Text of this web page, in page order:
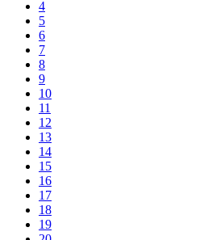
4
5
6
7
8
9
10
11
12
13
14
15
16
17
18
19